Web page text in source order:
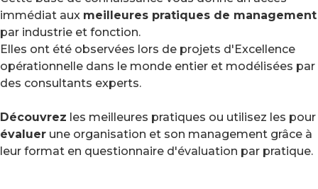
immédiat aux meilleures pratiques de management
par industrie et fonction.
Elles ont été observées lors de projets d'Excellence
opérationnelle dans le monde entier et modélisées par
des consultants experts.
Découvrez les meilleures pratiques ou utilisez les pour
évaluer une organisation et son management grâce à
leur format en questionnaire d'évaluation par pratique.